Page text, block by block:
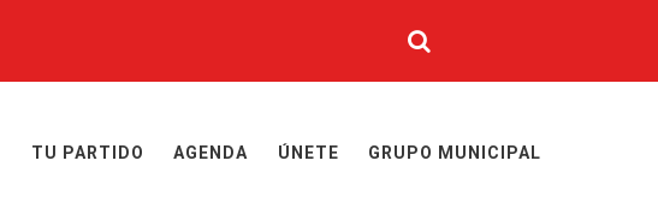
TU PARTIDO AGENDA ÚNETE GRUPO MUNICIPAL